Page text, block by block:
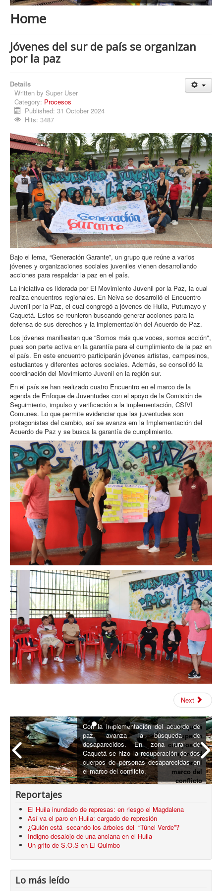
Procesos
Cultura
Región
Multimedia
Home
Jóvenes del sur de país se organizan
por la paz
Details
Written by Super User
Category: Procesos
Published: 31 October 2024
Hits: 3487
Bajo el lema, “Generación Garante”, un grupo que reúne a varios
jóvenes y organizaciones sociales juveniles vienen desarrollando
acciones para respaldar la paz en el país.
La iniciativa es liderada por El Movimiento Juvenil por la Paz, la cual
realiza encuentros regionales. En Neiva se desarrolló el Encuentro
Juvenil por la Paz, el cual congregó a jóvenes de Huila, Putumayo y
Caquetá. Estos se reunieron buscando generar acciones para la
defensa de sus derechos y la implementación del Acuerdo de Paz.
Los jóvenes manifiestan que “Somos más que voces, somos acción",
pues son parte activa en la garantía para el cumplimiento de la paz en
el país. En este encuentro participarán jóvenes artistas, campesinos,
estudiantes y diferentes actores sociales. Además, se consolidó la
coordinación del Movimiento Juvenil en la región sur.
En el país se han realizado cuatro Encuentro en el marco de la
agenda de Enfoque de Juventudes con el apoyo de la Comisión de
Seguimiento, impulso y verificación a la implementación, CSIVI
Comunes. Lo que permite evidenciar que las juventudes son
protagonistas del cambio, así se avanza em la Implementación del
Acuerdo de Paz y se busca la garantía de cumplimiento.
Next
En Caquetá
recuperan
cuerpos de
desaparecid
os en el
marco del
conflicto
Con la implementación del acuerdo de
paz, avanza la búsqueda de
desaparecidos. En zona rural de
Caquetá se hizo la recuperación de dos
cuerpos de personas desaparecidas en
el marco del conflicto.
Reportajes
El Huila inundado de represas: en riesgo el Magdalena
Así va el paro en Huila: cargado de represión
¿Quién está secando los árboles del “Túnel Verde”?
Indigno desalojo de una anciana en el Huila
Un grito de S.O.S en El Quimbo
Lo más leído